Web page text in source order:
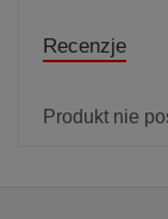
Recenzje
Produkt nie